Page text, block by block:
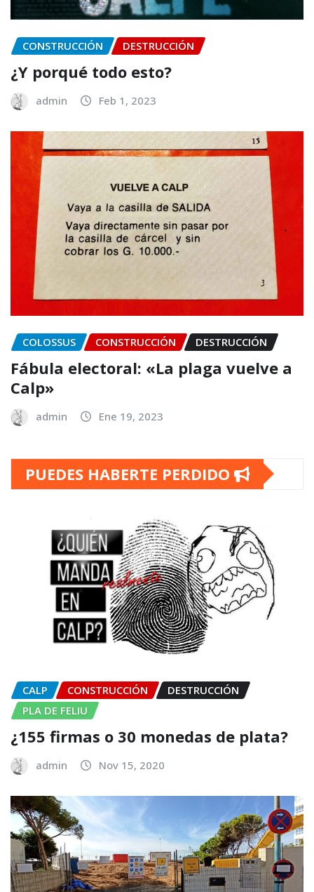
CONSTRUCCIÓN DESTRUCCIÓN
¿Y porqué todo esto?
admin Feb 1, 2023
COLOSSUS CONSTRUCCIÓN DESTRUCCIÓN
Fábula electoral: «La plaga vuelve a
Calp»
admin Ene 19, 2023
PUEDES HABERTE PERDIDO
CALP CONSTRUCCIÓN
DESTRUCCIÓN
PLA DE FELIU
¿155 firmas o 30 monedas de plata?
admin Nov 15, 2020